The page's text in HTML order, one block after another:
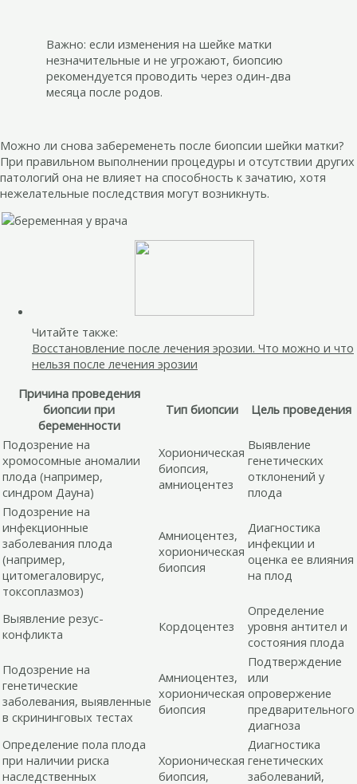
Важно: если изменения на шейке матки
незначительные и не угрожают, биопсию
рекомендуется проводить через один-два
месяца после родов.
Можно ли снова забеременеть после биопсии шейки матки?
При правильном выполнении процедуры и отсутствии других
патологий она не влияет на способность к зачатию, хотя
нежелательные последствия могут возникнуть.
Читайте также:
Восстановление после лечения эрозии. Что можно и что
нельзя после лечения эрозии
Причина проведения
биопсии при
беременности
Тип биопсии Цель проведения
Подозрение на
хромосомные аномалии
плода (например,
синдром Дауна)
Хорионическая
биопсия,
амниоцентез
Выявление
генетических
отклонений у
плода
Подозрение на
инфекционные
заболевания плода
(например,
цитомегаловирус,
токсоплазмоз)
Амниоцентез,
хорионическая
биопсия
Диагностика
инфекции и
оценка ее влияния
на плод
Выявление резус-
конфликта
Кордоцентез
Определение
уровня антител и
состояния плода
Подозрение на
генетические
заболевания, выявленные
в скрининговых тестах
Амниоцентез,
хорионическая
биопсия
Подтверждение
или
опровержение
предварительного
диагноза
Определение пола плода
при наличии риска
наследственных
Хорионическая
биопсия,
Диагностика
генетических
заболеваний,